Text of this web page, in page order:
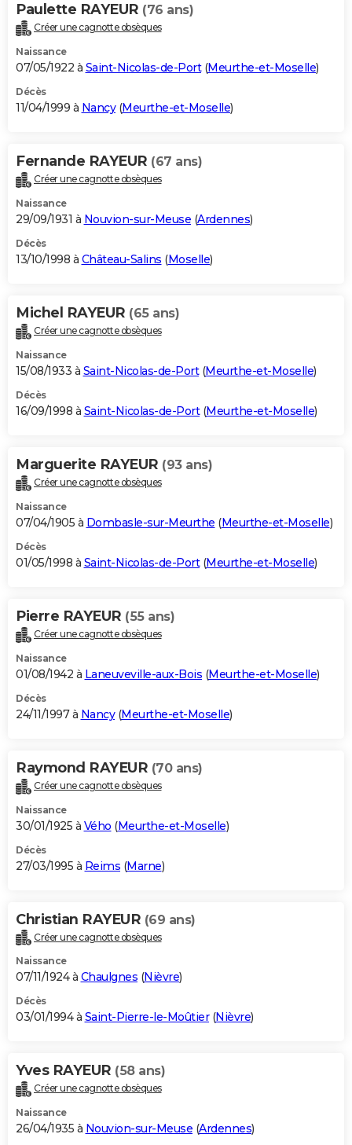
Paulette RAYEUR (76 ans)
Créer une cagnotte obsèques
Naissance
07/05/1922 à Saint-Nicolas-de-Port(Meurthe-et-Moselle)
Décès
11/04/1999 à Nancy(Meurthe-et-Moselle)
Fernande RAYEUR (67 ans)
Créer une cagnotte obsèques
Naissance
29/09/1931 à Nouvion-sur-Meuse (Ardennes)
Décès
13/10/1998 à Château-Salins (Moselle)
Michel RAYEUR (65 ans)
Créer une cagnotte obsèques
Naissance
15/08/1933 à Saint-Nicolas-de-Port(Meurthe-et-Moselle)
Décès
16/09/1998 à Saint-Nicolas-de-Port(Meurthe-et-Moselle)
Marguerite RAYEUR (93 ans)
Créer une cagnotte obsèques
Naissance
07/04/1905 à Dombasle-sur-Meurthe (Meurthe-et-Moselle)
Décès
01/05/1998 à Saint-Nicolas-de-Port(Meurthe-et-Moselle)
Pierre RAYEUR (55 ans)
Créer une cagnotte obsèques
Naissance
01/08/1942 à Laneuveville-aux-Bois (Meurthe-et-Moselle)
Décès
24/11/1997 à Nancy(Meurthe-et-Moselle)
Raymond RAYEUR (70 ans)
Créer une cagnotte obsèques
Naissance
30/01/1925 à Vého (Meurthe-et-Moselle)
Décès
27/03/1995 à Reims (Marne)
Christian RAYEUR (69 ans)
Créer une cagnotte obsèques
Naissance
07/11/1924 à Chaulgnes (Nièvre)
Décès
03/01/1994 à Saint-Pierre-le-Moûtier(Nièvre)
Yves RAYEUR (58 ans)
Créer une cagnotte obsèques
Naissance
26/04/1935 à Nouvion-sur-Meuse (Ardennes)